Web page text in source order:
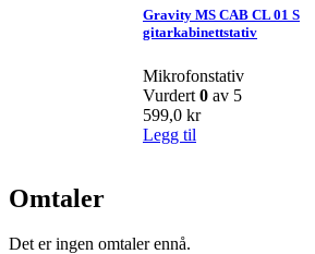
Gravity MS CAB CL 01 S
gitarkabinettstativ
Mikrofonstativ
Vurdert 0 av 5
599,0 kr
Legg til
Omtaler
Det er ingen omtaler ennå.